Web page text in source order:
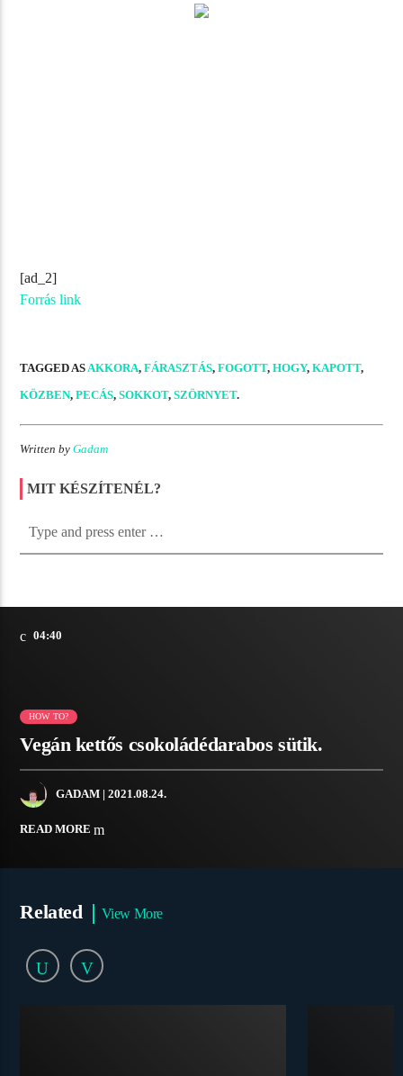
[ad_2]
Forrás link
TAGGED ASAKKORA,FÁRASZTÁS,FOGOTT,HOGY,KAPOTT,
KÖZBEN,PECÁS,SOKKOT,SZÖRNYET.
Written byGadam
MIT KÉSZÍTENÉL?
04:40
HOW TO?
Vegán kettős csokoládédarabos sütik.
GADAM | 2021.08.24.
READ MORE
Related View More